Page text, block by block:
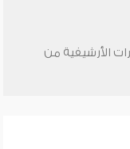
الأرشيفية من